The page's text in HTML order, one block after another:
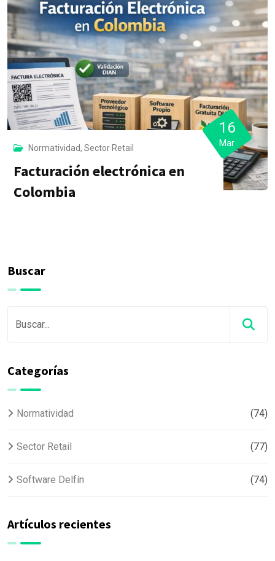
Normatividad, Sector Retail
Facturación electrónica en
Colombia
16
Mar
Buscar
Categorías
Normatividad (74)
Sector Retail (77)
Software Delfín (74)
Artículos recientes